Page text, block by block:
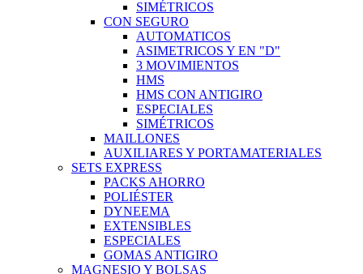
SIMÉTRICOS
CON SEGURO
AUTOMATICOS
ASIMETRICOS Y EN "D"
3 MOVIMIENTOS
HMS
HMS CON ANTIGIRO
ESPECIALES
SIMÉTRICOS
MAILLONES
AUXILIARES Y PORTAMATERIALES
SETS EXPRESS
PACKS AHORRO
POLIÉSTER
DYNEEMA
EXTENSIBLES
ESPECIALES
GOMAS ANTIGIRO
MAGNESIO Y BOLSAS